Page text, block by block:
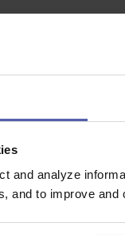
and analyze
and to improve
staveb, který bude
m)